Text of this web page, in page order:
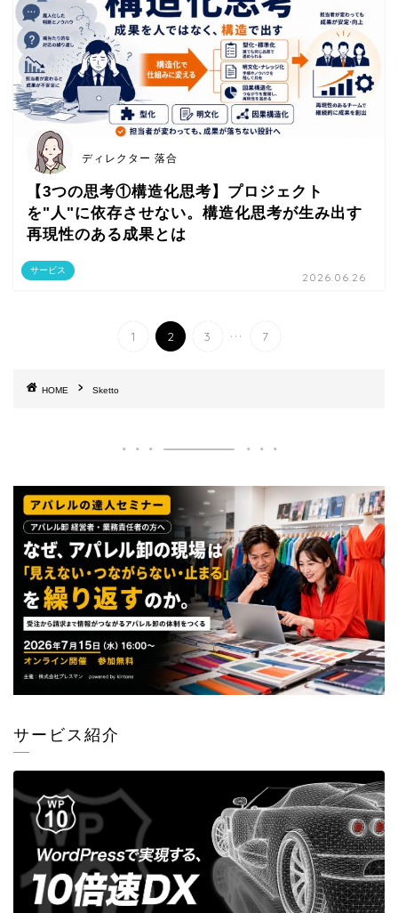
サービス
ディレクター 落合
【3つの思考①構造化思考】プロジェクト
を"人"に依存させない。構造化思考が生み出す
再現性のある成果とは
2026.06.26
1 2 3 ... 7
HOME Sketto
サービス紹介